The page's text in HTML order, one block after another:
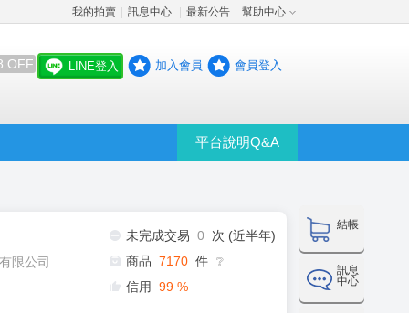
我的拍賣 訊息中心 最新公告 幫助中心
OFF LINE登入 加入會員 會員登入
平台說明Q&A
結帳
訊息
中心
限公司
未完成交易 0
次 (近半年)
商品 7170 件 ❔
信用 99 %